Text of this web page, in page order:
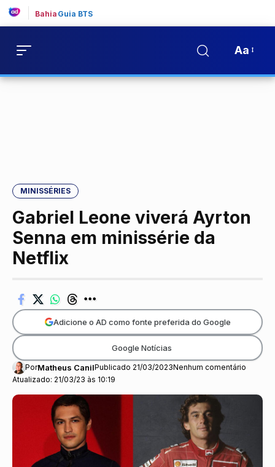
Bahia Guia BTS
Aa
MINISSÉRIES
Gabriel Leone viverá Ayrton
Senna em minissérie da
Netflix
Atualizado: 21/03/23 às 10:19
PorMatheus CanilPublicado 21/03/2023Nenhum comentário
Adicione o AD como fonte preferida do Google
Google Notícias